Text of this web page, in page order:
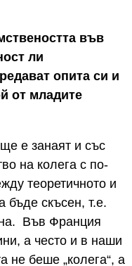
във
ли
опита си и
от младите
е занаят и със
на колега с по-
теоретичното и
бъде скъсен, т.е.
Във Франция
а често и в наши
не беше „колега“, а